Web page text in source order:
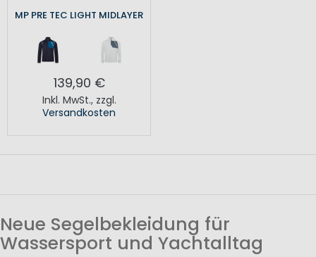
MP PRE TEC LIGHT MIDLAYER
139,90 €
Inkl. MwSt., zzgl.
Versandkosten
Neue Segelbekleidung für
Wassersport und Yachtalltag